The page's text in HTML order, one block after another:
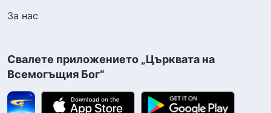
За нас
Свалете приложението „Църквата на
Всемогъщия Бог“